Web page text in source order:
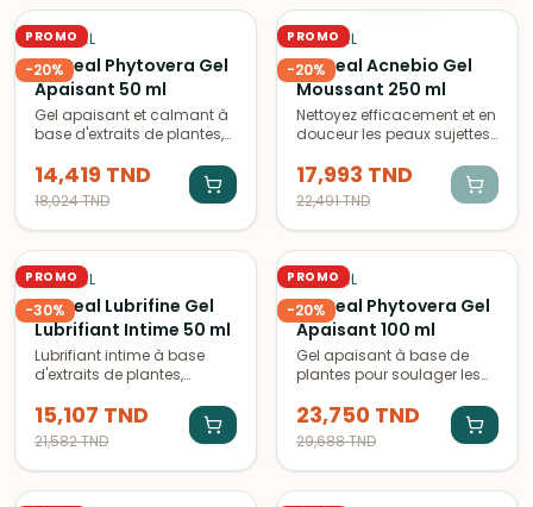
PROMO
-20%
PHYTÉAL
Phyteal Phytovera Gel
Apaisant 50 ml
Gel apaisant et calmant à
base d'extraits de plantes,
irritations cutanées et les
démangeaisons. Adapté à
tous types de peau.
14,419 TND
18,024TND
PROMO
-20%
PHYTÉAL
Phyteal Acnebio Gel
Moussant 250 ml
Nettoyez efficacement et en
douceur les peaux sujettes
moussant bio de Moussant
PHYTEAL. Format généreux
de 250 ml.
17,993 TND
22,491TND
PROMO
-30%
PHYTÉAL
Phyteal Lubrifine Gel
Lubrifiant Intime 50 ml
Lubrifiant intime à base
d'extraits de plantes,
une lubrification naturelle et
soyeuse pour des
moments intimes
agréables et confortables.
15,107 TND
21,582TND
PROMO
-20%
PHYTÉAL
Phyteal Phytovera Gel
Apaisant 100 ml
Gel apaisant à base de
plantes pour soulager les
démangeaisons. Lutte
contre les rougeurs et les
sensations d'inconfort.
23,750 TND
29,688TND